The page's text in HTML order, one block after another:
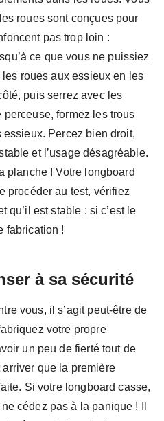
roues sont conçues pour
pas trop loin :
ce que vous ne puissiez
roues aux essieux en les
puis serrez avec les
formez les trous
Percez bien droit,
et l’usage désagréable.
planche ! Votre longboard
procéder au test, vérifiez
qu’il est stable : si c’est le
fabrication !
à sa sécurité
vous, il s’agit peut-être de
votre propre
un peu de fierté tout de
que la première
Si votre longboard casse,
cédez pas à la panique ! Il